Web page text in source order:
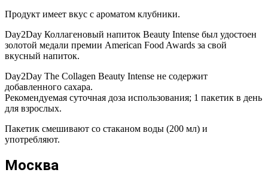
Продукт имеет вкус с ароматом клубники.
Day2Day Коллагеновый напиток Beauty Intense был удостоен
золотой медали премии American Food Awards за свой
вкусный напиток.
Day2Day The Collagen Beauty Intense не содержит
добавленного сахара.
Рекомендуемая суточная доза использования; 1 пакетик в день
для взрослых.
Пакетик смешивают со стаканом воды (200 мл) и
употребляют.
Москва